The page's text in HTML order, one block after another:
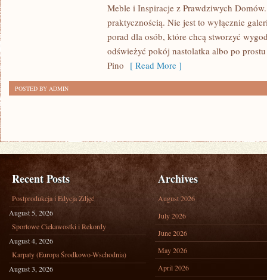
Meble i Inspiracje z Prawdziwych
praktycznością. Nie jest to wyłącznie
porad dla osób, które chcą stworzyć
odświeżyć pokój nastolatka albo po
Pino [ Read More ]
POSTED BY ADMIN
Recent Posts
Postprodukcja i Edycja Zdjęć
August 5, 2026
Sportowe Ciekawostki i Rekordy
August 4, 2026
Karpaty (Europa Środkowo-Wschodnia)
August 3, 2026
Archives
August 2026
July 2026
June 2026
May 2026
April 2026